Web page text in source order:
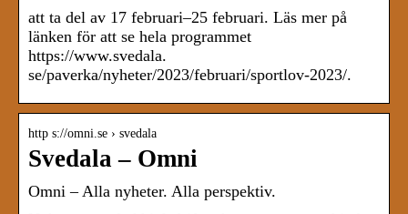
att ta del av 17 februari–25 februari. Läs mer på
länken för att se hela programmet
https://www.svedala.
se/paverka/nyheter/2023/februari/sportlov-2023/.
http s://omni.se › svedala
Svedala – Omni
Omni – Alla nyheter. Alla perspektiv.